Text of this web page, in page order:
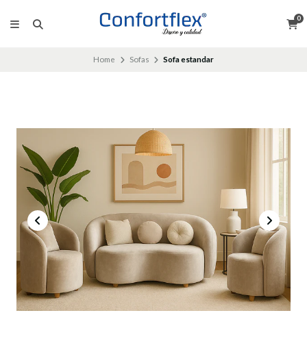
0
Home Sofas Sofa estandar